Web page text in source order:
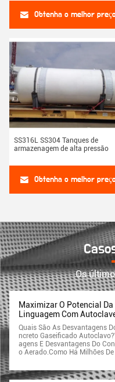
Obtenha o melhor
SS316L SS304 Tanques de
armazenagem de alta pressão
Obtenha o melhor
Os
Maximizar O Potencial Da
Linguagem Com
AAC Para Fala Limitada
Fala Pouco Clara
Quais São As Desvantagens
Ncreto Gaseificado
Agens E Desvantagens Do
O Aerado.Como Há Milhões
Qualquer Expansão Da Água
A No AAC Pode Causar